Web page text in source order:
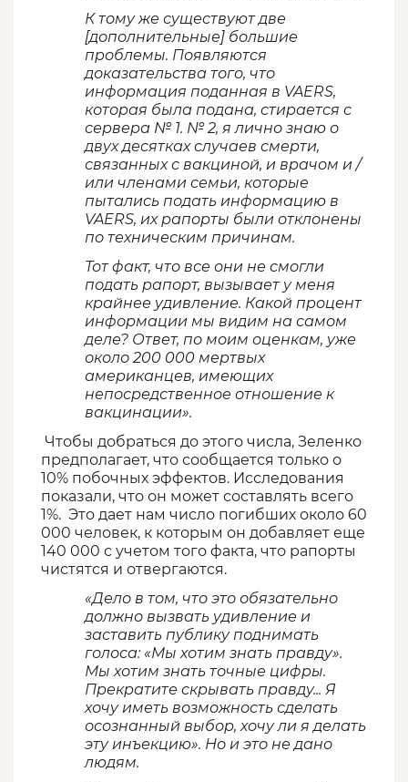
К тому же существуют две
[дополнительные] большие
проблемы. Появляются
доказательства того, что
информация поданная в VAERS,
которая была подана, стирается с
сервера № 1. № 2, я лично знаю о
двух десятках случаев смерти,
связанных с вакциной, и врачом и /
или членами семьи, которые
пытались подать информацию в
VAERS, их рапорты были отклонены
по техническим причинам.
Тот факт, что все они не смогли
подать рапорт, вызывает у меня
крайнее удивление. Какой процент
информации мы видим на самом
деле? Ответ, по моим оценкам, уже
около 200 000 мертвых
американцев, имеющих
непосредственное отношение к
вакцинации».
Чтобы добраться до этого числа, Зеленко
предполагает, что сообщается только о
10% побочных эффектов. Исследования
показали, что он может составлять всего
1%. Это дает нам число погибших около 60
000 человек, к которым он добавляет еще
140 000 с учетом того факта, что рапорты
чистятся и отвергаются.
«Дело в том, что это обязательно
должно вызвать удивление и
заставить публику поднимать
голоса: «Мы хотим знать правду».
Мы хотим знать точные цифры.
Прекратите скрывать правду... Я
хочу иметь возможность сделать
осознанный выбор, хочу ли я делать
эту инъекцию». Но и это не дано
людям.